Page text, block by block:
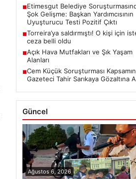
■Etimesgut Belediye
Şok Gelişme: Başkan Yardımcısının
Uyuşturucu Testi Pozitif Çıktı
■Torreira’ya saldırmıştı! O kişi için
ceza belli oldu
■Açık Hava Mutfakları ve Şık Yaşam
Alanları
■Cem Küçük Soruşturması
Gazeteci Tahir Sarıkaya Gözaltına
Güncel
Ağustos 6, 2026